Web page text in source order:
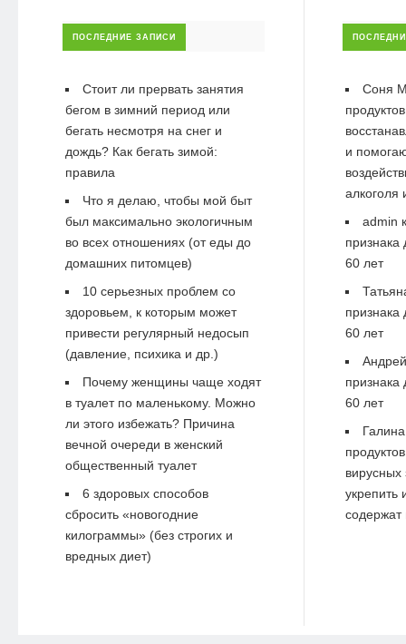
ПОСЛЕДНИЕ ЗАПИСИ
Стоит ли прервать занятия
бегом в зимний период или
бегать несмотря на снег и
дождь? Как бегать зимой:
правила
Что я делаю, чтобы мой быт
был максимально экологичным
во всех отношениях (от еды до
домашних питомцев)
10 серьезных проблем со
здоровьем, к которым может
привести регулярный недосып
(давление, психика и др.)
Почему женщины чаще ходят
в туалет по маленькому. Можно
ли этого избежать? Причина
вечной очереди в женский
общественный туалет
6 здоровых способов
сбросить «новогодние
килограммы» (без строгих и
вредных диет)
Соня
и
алкоголя
admin
60 лет
60 лет
Андрей
60 лет
Галина
вирусных
укрепить
содержат